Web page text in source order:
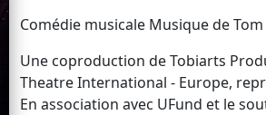
Comédie musicale Musique de
Une coproduction de Tobiarts
Theatre International - Europe,
En association avec UFund et le